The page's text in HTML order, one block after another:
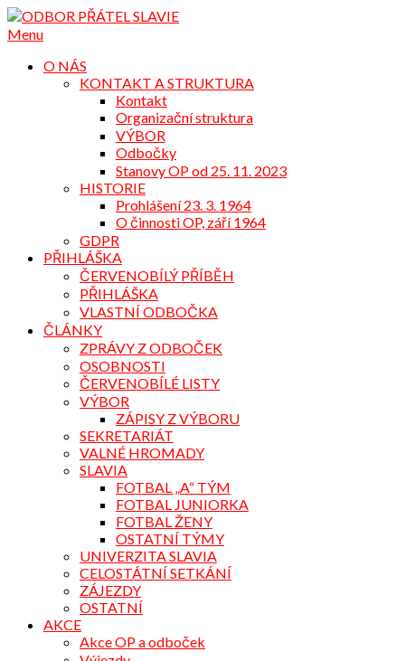
Přejdi
na
Menu
O NÁS
KONTAKT A STRUKTURA
Kontakt
Organizační struktura
VÝBOR
Odbočky
Stanovy OP od 25. 11. 2023
HISTORIE
Prohlášení 23. 3. 1964
O činnosti OP, září 1964
GDPR
PŘIHLÁŠKA
ČERVENOBÍLÝ PŘÍBĚH
PŘIHLÁŠKA
VLASTNÍ ODBOČKA
ČLÁNKY
ZPRÁVY Z ODBOČEK
OSOBNOSTI
ČERVENOBÍLÉ LISTY
VÝBOR
ZÁPISY Z VÝBORU
SEKRETARIÁT
VALNÉ HROMADY
SLAVIA
FOTBAL „A“ TÝM
FOTBAL JUNIORKA
FOTBAL ŽENY
OSTATNÍ TÝMY
UNIVERZITA SLAVIA
CELOSTÁTNÍ SETKÁNÍ
ZÁJEZDY
OSTATNÍ
AKCE
Akce OP a odboček